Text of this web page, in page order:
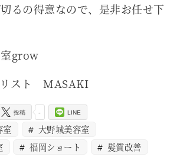
るの得意なので、是非お任せ下
grow
リスト MASAKI
-
投稿 LINE
室
大野城美容室
福岡ショート 髪質改善